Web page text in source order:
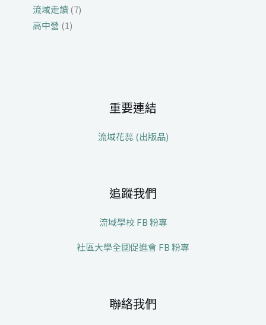
流域走讀(7)
高中營 (1)
重要連結
流域花蕊 (出版品)
追蹤我們
流域學校 FB 粉專
社區大學全國促進會 FB 粉專
聯絡我們